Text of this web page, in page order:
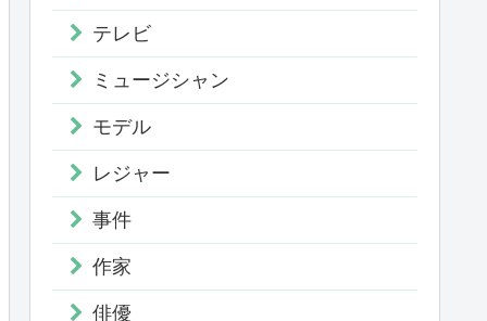
テレビ
ミュージシャン
モデル
レジャー
事件
作家
俳優